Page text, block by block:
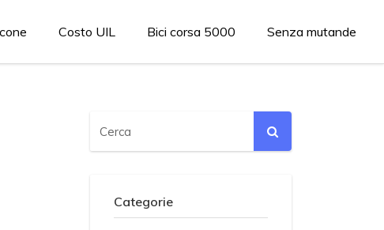
Costo UIL Bici corsa 5000 Senza mutande
Categorie